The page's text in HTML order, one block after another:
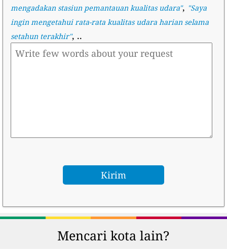
mengadakan stasiun pemantauan kualitas udara", "Saya
ingin mengetahui rata-rata kualitas udara harian selama
setahun terakhir", ..
Mencari kota lain?